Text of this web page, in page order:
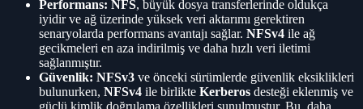
Performans: NFS, büyük dosya transferlerinde oldukça
iyidir ve ağ üzerinde yüksek veri aktarımı gerektiren
senaryolarda performans avantajı sağlar. NFSv4 ile ağ
gecikmeleri en aza indirilmiş ve daha hızlı veri iletimi
sağlanmıştır.
Güvenlik: NFSv3 ve önceki sürümlerde güvenlik eksiklikleri
bulunurken, NFSv4 ile birlikte Kerberos desteği eklenmiş ve
güçlü kimlik doğrulama özellikleri sunulmuştur. Bu, daha